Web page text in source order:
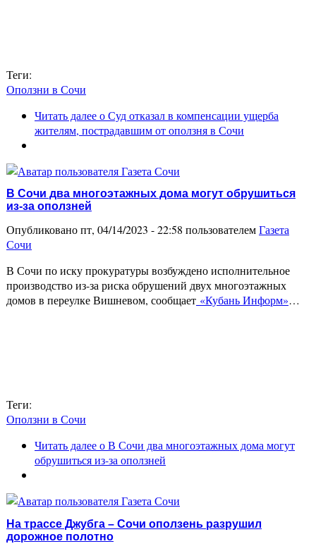
Теги:
Оползни в Сочи
Читать далеео Суд отказал в компенсации ущерба
жителям, пострадавшим от оползня в Сочи
В Сочи два многоэтажных дома могут обрушиться
из-за оползней
Опубликовано пт, 04/14/2023 - 22:58 пользователемГазета
Сочи
В Сочи по иску прокуратуры возбуждено исполнительное
производство из-за риска обрушений двух многоэтажных
домов в переулке Вишневом, сообщает «Кубань Информ»…
Теги:
Оползни в Сочи
Читать далеео В Сочи два многоэтажных дома могут
обрушиться из-за оползней
На трассе Джубга – Сочи оползень разрушил
дорожное полотно